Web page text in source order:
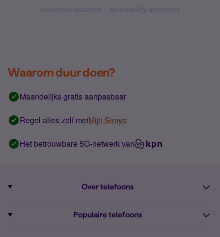
Forumvoorwaarden Accessibility statement
Waarom duur doen?
Maandelijks gratis aanpasbaar
Regel alles zelf metMijn Simyo
Het betrouwbare 5G-netwerk van
Over telefoons
Populaire telefoons